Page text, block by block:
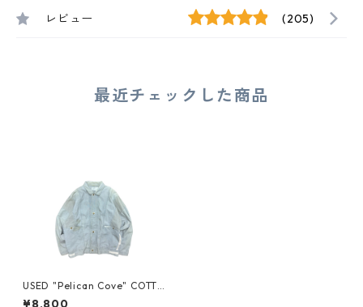
レビュー (205)
最近チェックした商品
USED "Pelican Cove" COTTO
N JACKET
¥8,800